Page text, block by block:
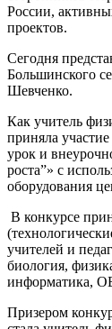
России,
проектов.
Сегодня
Большинского
Шевченко.
Как учитель
приняла
урок и
роста”» с
оборудования
В конкурсе
учителей и
биология,
информатика,
Призером